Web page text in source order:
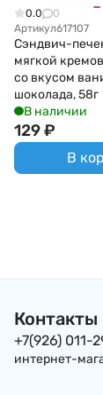
0.0
0
Артикул617107
Сэндвич-
мягкой
со вкусом
шоколада, 58г
В наличии
129₽
В
Контакты
+7(926) 011-
интернет-